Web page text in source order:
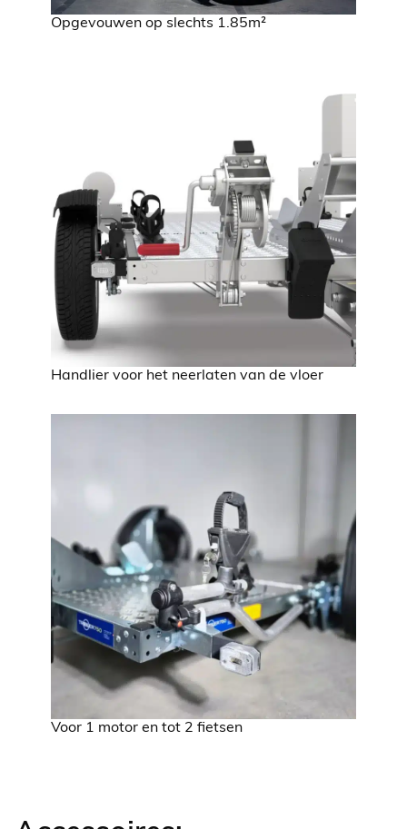
Opgevouwen op slechts 1.85m²
Handlier voor het neerlaten van de vloer
Voor 1 motor en tot 2 fietsen